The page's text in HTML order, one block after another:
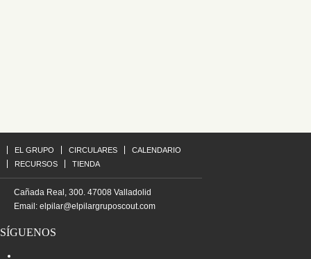
EL GRUPO CIRCULARES
CALENDARIO
RECURSOS
TIENDA
Cañada Real, 300. 47008 Valladolid
Email: elpilar@elpilargruposcout.com
SÍGUENOS